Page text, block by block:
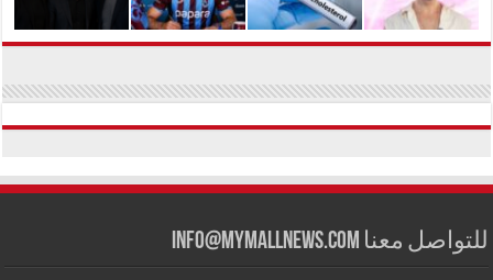
للتواصل معنا info@mymallnews.com